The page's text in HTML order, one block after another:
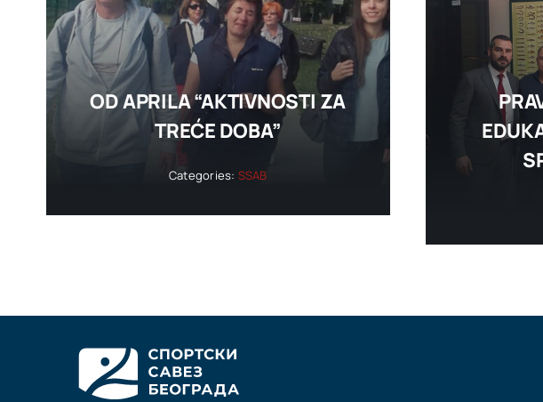
OD APRILA “AKTIVNOSTI ZA
TREĆE DOBA”
Categories: SSAB